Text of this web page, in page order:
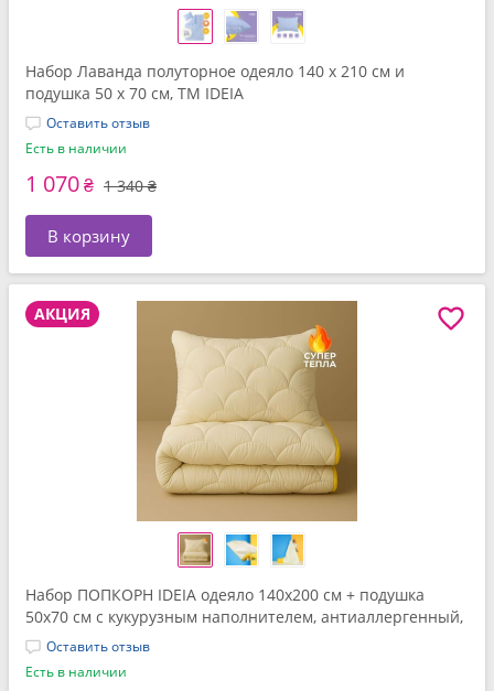
Набор Лаванда полуторное одеяло 140 x 210 см и
подушка 50 x 70 см, ТМ IDEIA
Оставить отзыв
Есть в наличии
1 070₴ 1 340 ₴
В корзину
АКЦИЯ
Набор ПОПКОРН IDEIA одеяло 140x200 см + подушка
50x70 см с кукурузным наполнителем, антиаллергенный,
супер теплый
Оставить отзыв
Есть в наличии